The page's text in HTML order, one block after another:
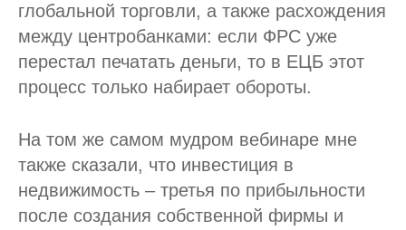
глобальной торговли, а также расхождения
между центробанками: если ФРС уже
перестал печатать деньги, то в ЕЦБ этот
процесс только набирает обороты.
На том же самом мудром вебинаре мне
также сказали, что инвестиция в
недвижимость – третья по прибыльности
после создания собственной фирмы и